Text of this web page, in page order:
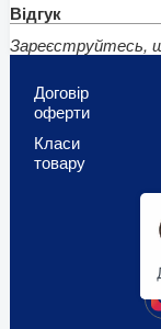
Відгук
Зареєструйтесь,
Договір
оферти
Класи
товару